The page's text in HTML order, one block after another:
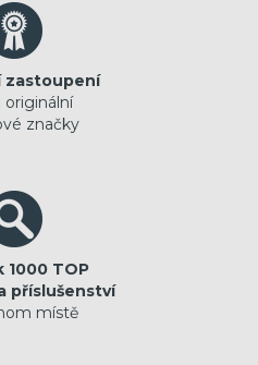
zastoupení
originální
značky
1000 TOP
příslušenství
místě